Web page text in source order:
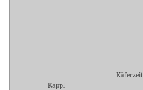
Kappl
Käferzeit